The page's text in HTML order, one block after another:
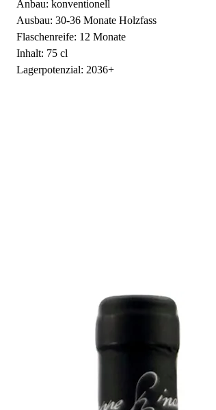
Anbau: konventionell
Ausbau: 30-36 Monate Holzfass
Flaschenreife: 12 Monate
Inhalt: 75 cl
Lagerpotenzial: 2036+